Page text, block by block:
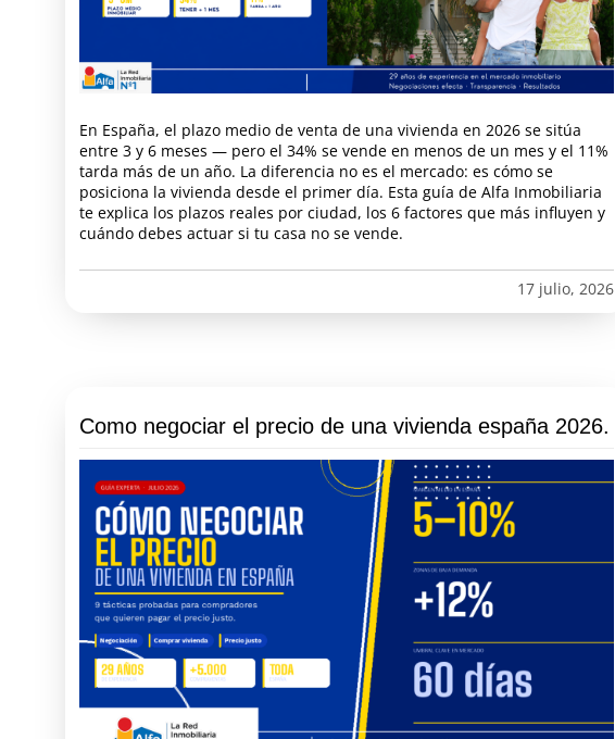
En España, el plazo medio de venta de una vivienda en 2026 se sitúa
entre 3 y 6 meses — pero el 34% se vende en menos de un mes y el 11%
tarda más de un año. La diferencia no es el mercado: es cómo se
posiciona la vivienda desde el primer día. Esta guía de Alfa Inmobiliaria
te explica los plazos reales por ciudad, los 6 factores que más influyen y
cuándo debes actuar si tu casa no se vende.
17 julio, 2026
Como negociar el precio de una vivienda españa 2026.